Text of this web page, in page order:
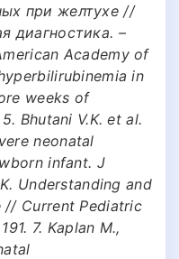
при желтухе //
диагностика. –
Academy of
in
weeks of
Bhutani V.K. et al.
neonatal
infant. J
Understanding and
// Current Pediatric
7. Kaplan M.,